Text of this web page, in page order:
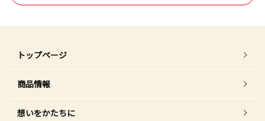
トップページ
商品情報
想いをかたちに